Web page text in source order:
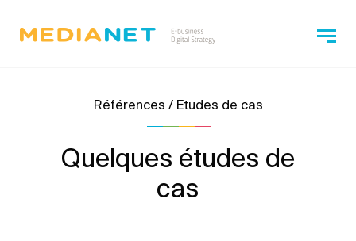
Références / Etudes de cas
Quelques études de
cas